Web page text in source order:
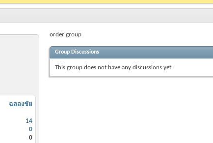
order group
Group Discussions
This group does not have any discussions yet.
ฉลองชัย
14
0
0